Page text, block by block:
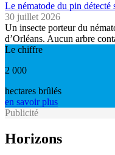
Le nématode du pin
30 juillet 2026
Un insecte porteur du
d’Orléans. Aucun arbre
Le chiffre
2 000
hectares brûlés
en savoir plus
Publicité
Horizons